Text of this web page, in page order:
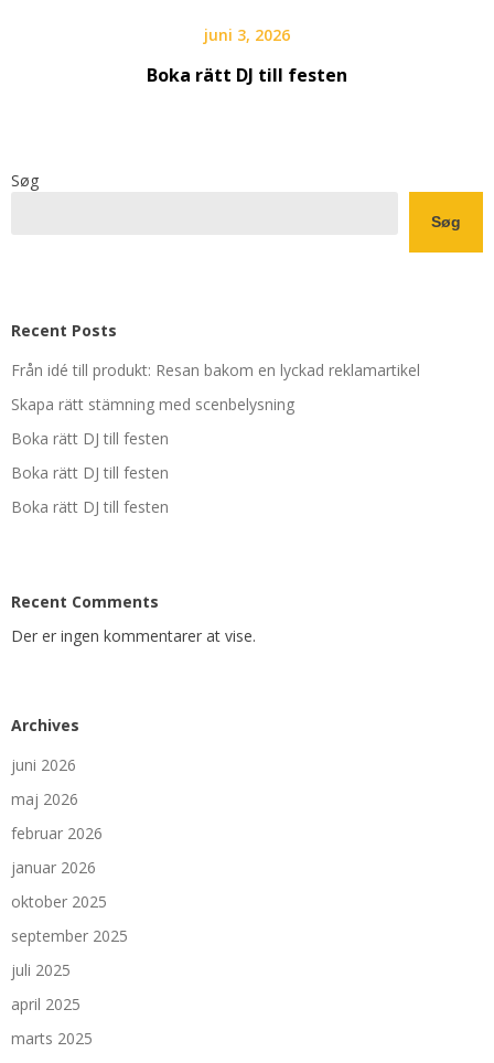
juni 3, 2026
Boka rätt DJ till festen
Søg
Søg
Recent Posts
Från idé till produkt: Resan bakom en lyckad reklamartikel
Skapa rätt stämning med scenbelysning
Boka rätt DJ till festen
Boka rätt DJ till festen
Boka rätt DJ till festen
Recent Comments
Der er ingen kommentarer at vise.
Archives
juni 2026
maj 2026
februar 2026
januar 2026
oktober 2025
september 2025
juli 2025
april 2025
marts 2025